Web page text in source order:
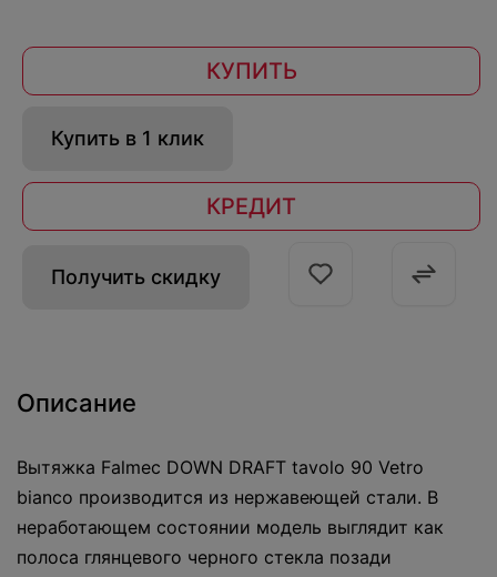
КУПИТЬ
Купить в 1 клик
КРЕДИТ
Получить скидку
Описание
Вытяжка Falmec DOWN DRAFT tavolo 90 Vetro
bianco производится из нержавеющей стали. В
неработающем состоянии модель выглядит как
полоса глянцевого черного стекла позади